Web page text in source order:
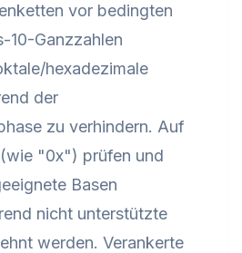
vor bedingten
10-Ganzzahlen
hexadezimale
der
zu verhindern. Auf
"0x") prüfen und
Basen
nicht unterstützte
werden. Verankerte